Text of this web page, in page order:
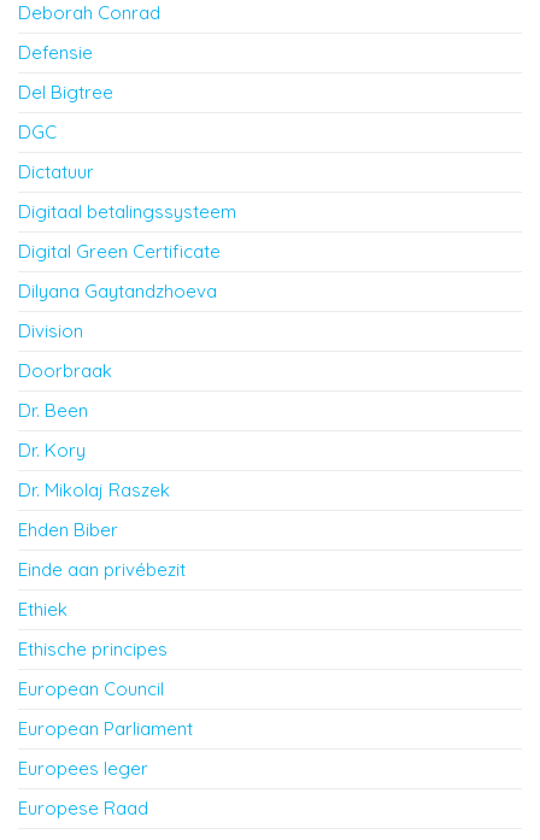
Deborah Conrad
Defensie
Del Bigtree
DGC
Dictatuur
Digitaal betalingssysteem
Digital Green Certificate
Dilyana Gaytandzhoeva
Division
Doorbraak
Dr. Been
Dr. Kory
Dr. Mikolaj Raszek
Ehden Biber
Einde aan privébezit
Ethiek
Ethische principes
European Council
European Parliament
Europees leger
Europese Raad